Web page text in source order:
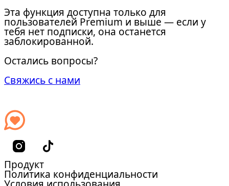
Эта функция доступна только для
пользователей Premium и выше — если у
тебя нет подписки, она останется
заблокированной.
Остались вопросы?
Свяжись с нами
Продукт
Политика конфиденциальности